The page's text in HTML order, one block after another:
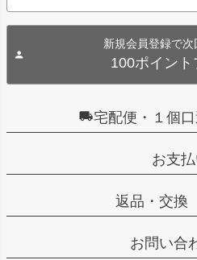
新規会員登録で
100ポイント
宅配便・１個
お支
返品・交
お問い合